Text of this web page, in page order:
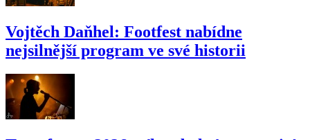
Vojtěch Daňhel: Footfest nabídne
nejsilnější program ve své historii